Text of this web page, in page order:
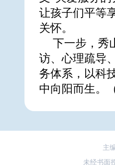
让孩子们平等
关怀。
下一步，秀
访、心理疏导
务体系，以科
中向阳而生。
主
未经书面